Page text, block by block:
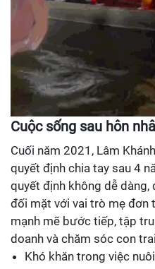
Cuộc sống sau hôn
Cuối năm 2021, Lâm
quyết định chia tay sau 4
quyết định không dễ
đối mặt với vai trò mẹ đơn
mạnh mẽ bước tiếp, tập
doanh và chăm sóc con
Khó khăn trong việc